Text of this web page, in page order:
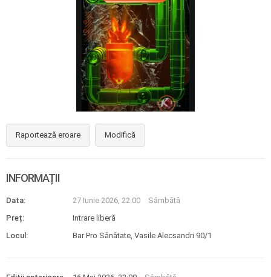
Raportează eroare Modifică
INFORMAȚII
Data: 27 Iunie 2026, 22:00
Sâmbătă
Preț:
Intrare liberă
Locul:
Bar Pro Sănătate, Vasile Alecsandri 90/1